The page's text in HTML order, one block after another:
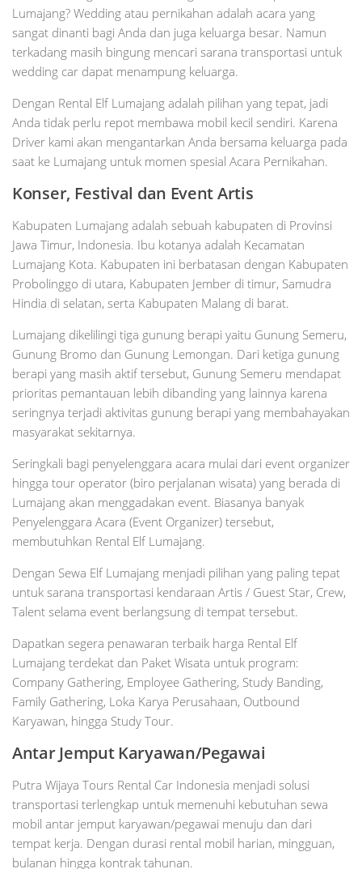
Lumajang? Wedding atau pernikahan adalah acara yang
sangat dinanti bagi Anda dan juga keluarga besar. Namun
terkadang masih bingung mencari sarana transportasi untuk
wedding car dapat menampung keluarga.
Dengan Rental Elf Lumajang adalah pilihan yang tepat, jadi
Anda tidak perlu repot membawa mobil kecil sendiri. Karena
Driver kami akan mengantarkan Anda bersama keluarga pada
saat ke Lumajang untuk momen spesial Acara Pernikahan.
Konser, Festival dan Event Artis
Kabupaten Lumajang adalah sebuah kabupaten di Provinsi
Jawa Timur, Indonesia. Ibu kotanya adalah Kecamatan
Lumajang Kota. Kabupaten ini berbatasan dengan Kabupaten
Probolinggo di utara, Kabupaten Jember di timur, Samudra
Hindia di selatan, serta Kabupaten Malang di barat.
Lumajang dikelilingi tiga gunung berapi yaitu Gunung Semeru,
Gunung Bromo dan Gunung Lemongan. Dari ketiga gunung
berapi yang masih aktif tersebut, Gunung Semeru mendapat
prioritas pemantauan lebih dibanding yang lainnya karena
seringnya terjadi aktivitas gunung berapi yang membahayakan
masyarakat sekitarnya.
Seringkali bagi penyelenggara acara mulai dari event organizer
hingga tour operator (biro perjalanan wisata) yang berada di
Lumajang akan menggadakan event. Biasanya banyak
Penyelenggara Acara (Event Organizer) tersebut,
membutuhkan Rental Elf Lumajang.
Dengan Sewa Elf Lumajang menjadi pilihan yang paling tepat
untuk sarana transportasi kendaraan Artis / Guest Star, Crew,
Talent selama event berlangsung di tempat tersebut.
Dapatkan segera penawaran terbaik harga Rental Elf
Lumajang terdekat dan Paket Wisata untuk program:
Company Gathering, Employee Gathering, Study Banding,
Family Gathering, Loka Karya Perusahaan, Outbound
Karyawan, hingga Study Tour.
Antar Jemput Karyawan/Pegawai
Putra Wijaya Tours Rental Car Indonesia menjadi solusi
transportasi terlengkap untuk memenuhi kebutuhan sewa
mobil antar jemput karyawan/pegawai menuju dan dari
tempat kerja. Dengan durasi rental mobil harian, mingguan,
bulanan hingga kontrak tahunan.